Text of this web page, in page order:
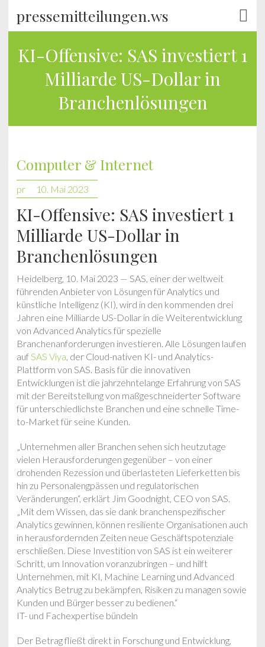
pressemitteilungen.ws
KI-Offensive: SAS investiert 1
Milliarde US-Dollar in
Branchenlösungen
Computer & Internet
pr 10. Mai 2023
KI-Offensive: SAS investiert 1
Milliarde US-Dollar in
Branchenlösungen
Heidelberg, 10. Mai 2023 — SAS, einer der weltweit
führenden Anbieter von Lösungen für Analytics und
künstliche Intelligenz (KI), wird in den kommenden drei
Jahren eine Milliarde US-Dollar in die Weiterentwicklung
von Advanced Analytics für spezielle
Branchenanforderungen investieren. Alle Lösungen laufen
aufSAS Viya, der Cloud-nativen KI- und Analytics-
Plattform von SAS. Basis für die innovativen
Entwicklungen ist die jahrzehntelange Erfahrung von SAS
mit der Bereitstellung von maßgeschneiderter Software
für unterschiedlichste Branchen und eine schnelle Time-
to-Market für seine Kunden.
„Unternehmen aller Branchen sehen sich heutzutage
vielen Herausforderungen gegenüber – von einer
drohenden Rezession und überlasteten Lieferketten bis
hin zu Personalengpässen und regulatorischen
Veränderungen“, erklärt Jim Goodnight, CEO von SAS.
„Mit dem Wissen, das sie dank branchenspezifischer
Analytics gewinnen, können resiliente Organisationen auch
in herausfordernden Zeiten neue Geschäftspotenziale
erschließen. Diese Investition von SAS ist ein weiterer
Schritt, um Innovation voranzubringen – und hilft
Unternehmen, mit KI, Machine Learning und Advanced
Analytics Betrug zu bekämpfen, Risiken zu managen sowie
Kunden und Bürger besser zu bedienen.“
IT- und Fachexpertise bündeln
Der Betrag fließt direkt in Forschung und Entwicklung,